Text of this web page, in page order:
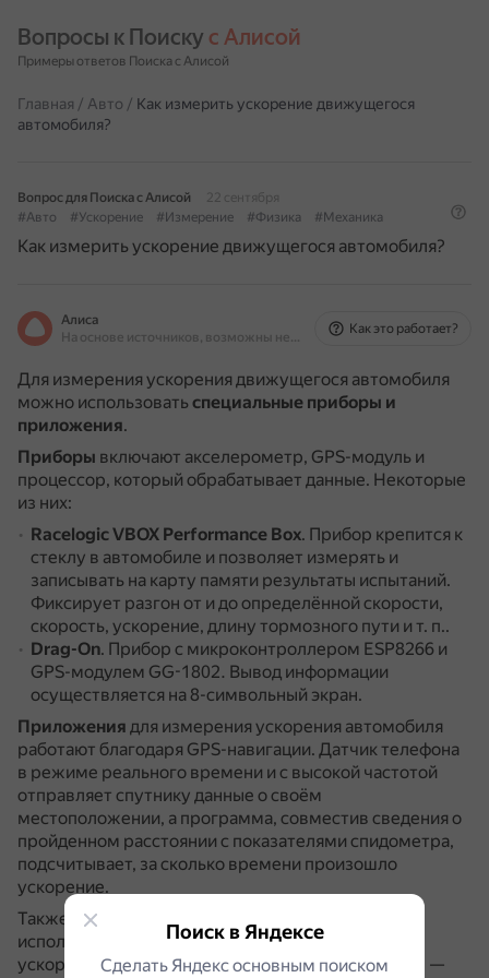
Вопросы к Поиску с Алисой
Примеры ответов Поиска с Алисой
Главная / Авто / Как измерить ускорение движущегося
автомобиля?
Вопрос для Поиска с Алисой
22 сентября
#Авто
#Ускорение #Измерение #Физика #Механика
Как измерить ускорение движущегося автомобиля?
Алиса
На основе источников, возможны неточности
Как это работает?
Для измерения ускорения движущегося автомобиля
можно использовать специальные приборы и
приложения.
Приборы включают акселерометр, GPS-модуль и
процессор, который обрабатывает данные. Некоторые
из них:
Racelogic VBOX Performance Box. Прибор крепится к
стеклу в автомобиле и позволяет измерять и
записывать на карту памяти результаты испытаний.
Фиксирует разгон от и до определённой скорости,
скорость, ускорение, длину тормозного пути и т. п..
Drag-On. Прибор с микроконтроллером ESP8266 и
GPS-модулем GG-1802. Вывод информации
осуществляется на 8-символьный экран.
Приложения для измерения ускорения автомобиля
работают благодаря GPS-навигации. Датчик телефона
в режиме реального времени и с высокой частотой
отправляет спутнику данные о своём
местоположении, а программа, совместив сведения о
пройденном расстоянии с показателями спидометра,
подсчитывает, за сколько времени произошло
ускорение.
Также для расчёта ускорения автомобиля можно
использовать
формулу: a = (v2 - v1) / t, где a —
ускорение (м/с²), v2 — конечная скорость (м/с), v1 —
Поиск в Яндексе
Сделать Яндекс основным поиском